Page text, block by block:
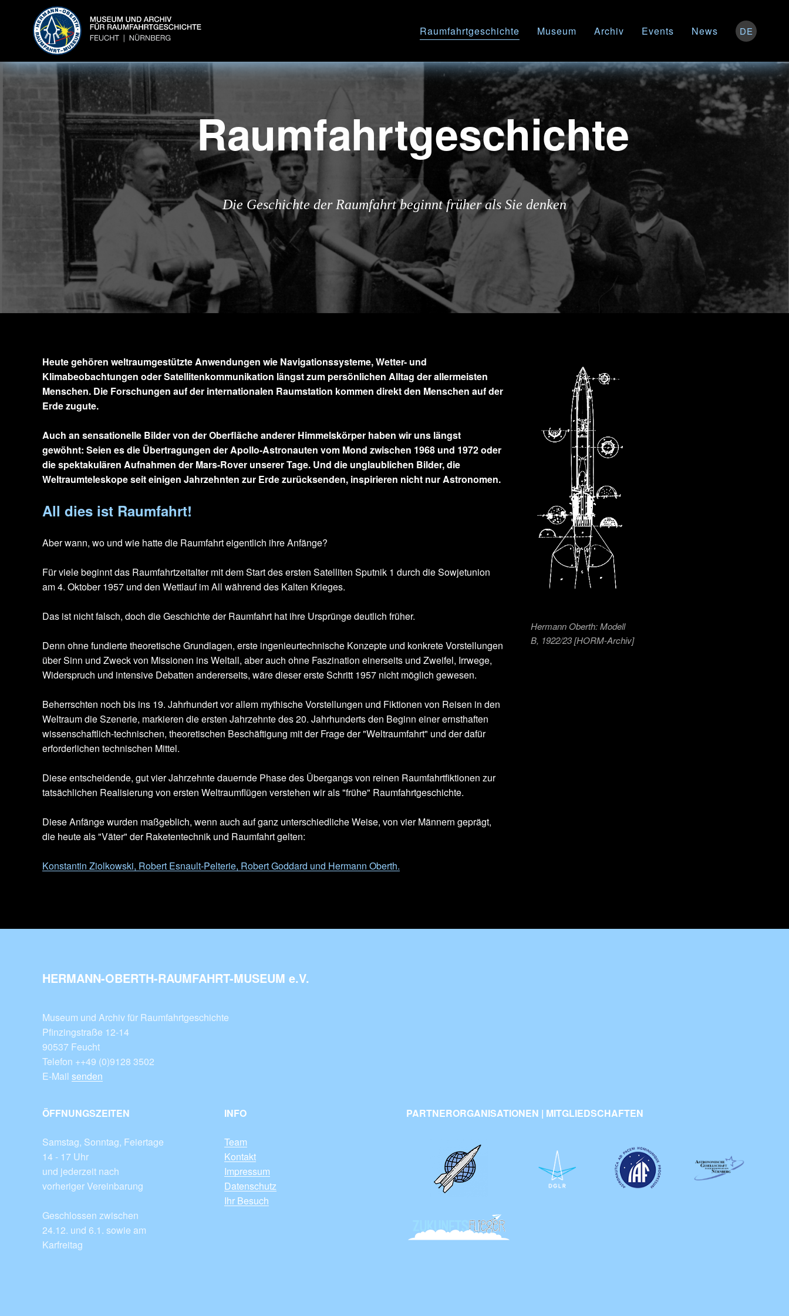
Raumfahrtgeschichte Museum Archiv Events News DE
Raumfahrtgeschichte
Die Geschichte der Raumfahrt beginnt früher als Sie denken
Heute gehören weltraumgestützte Anwendungen wie Navigationssysteme, Wetter- und
Klimabeobachtungen oder Satellitenkommunikation längst zum persönlichen Alltag der allermeisten
Menschen. Die Forschungen auf der internationalen Raumstation kommen direkt den Menschen auf der
Erde zugute.
Auch an sensationelle Bilder von der Oberfläche anderer Himmelskörper haben wir uns längst
gewöhnt: Seien es die Übertragungen der Apollo-Astronauten vom Mond zwischen 1968 und 1972 oder
die spektakulären Aufnahmen der Mars-Rover unserer Tage. Und die unglaublichen Bilder, die
Weltraumteleskope seit einigen Jahrzehnten zur Erde zurücksenden, inspirieren nicht nur Astronomen.
All dies ist Raumfahrt!
Aber wann, wo und wie hatte die Raumfahrt eigentlich ihre Anfänge?
Für viele beginnt das Raumfahrtzeitalter mit dem Start des ersten Satelliten Sputnik 1 durch die Sowjetunion
am 4. Oktober 1957 und den Wettlauf im All während des Kalten Krieges.
Das ist nicht falsch, doch die Geschichte der Raumfahrt hat ihre Ursprünge deutlich früher.
Denn ohne fundierte theoretische Grundlagen, erste ingenieurtechnische Konzepte und konkrete Vorstellungen
über Sinn und Zweck von Missionen ins Weltall, aber auch ohne Faszination einerseits und Zweifel, Irrwege,
Widerspruch und intensive Debatten andererseits, wäre dieser erste Schritt 1957 nicht möglich gewesen.
Beherrschten noch bis ins 19. Jahrhundert vor allem mythische Vorstellungen und Fiktionen von Reisen in den
Weltraum die Szenerie, markieren die ersten Jahrzehnte des 20. Jahrhunderts den Beginn einer ernsthaften
wissenschaftlich-technischen, theoretischen Beschäftigung mit der Frage der "Weltraumfahrt" und der dafür
erforderlichen technischen Mittel.
Diese entscheidende, gut vier Jahrzehnte dauernde Phase des Übergangs von reinen Raumfahrtfiktionen zur
tatsächlichen Realisierung von ersten Weltraumflügen verstehen wir als "frühe" Raumfahrtgeschichte.
Diese Anfänge wurden maßgeblich, wenn auch auf ganz unterschiedliche Weise, von vier Männern geprägt,
die heute als "Väter" der Raketentechnik und Raumfahrt gelten:
Konstantin Ziolkowski, Robert Esnault-Pelterie, Robert Goddard und Hermann Oberth.
Hermann Oberth: Modell
B, 1922/23 [HORM-Archiv]
HERMANN-OBERTH-RAUMFAHRT-MUSEUM e.V.
Museum und Archiv für Raumfahrtgeschichte
Pfinzingstraße 12-14
90537 Feucht
Telefon ++49 (0)9128 3502
E-Mail senden
ÖFFNUNGSZEITEN
Samstag, Sonntag, Feiertage
14 - 17 Uhr
und jederzeit nach
vorheriger Vereinbarung
Geschlossen zwischen
24.12. und 6.1. sowie am
Karfreitag
INFO
Team
Kontakt
Impressum
Datenschutz
Ihr Besuch
PARTNERORGANISATIONEN | MITGLIEDSCHAFTEN